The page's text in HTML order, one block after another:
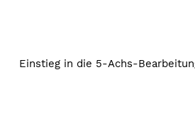
Einstieg in die 5-Achs-